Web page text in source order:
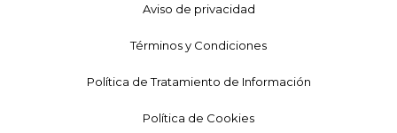
Aviso de privacidad
Términos y Condiciones
Política de Tratamiento de Información
Política de Cookies